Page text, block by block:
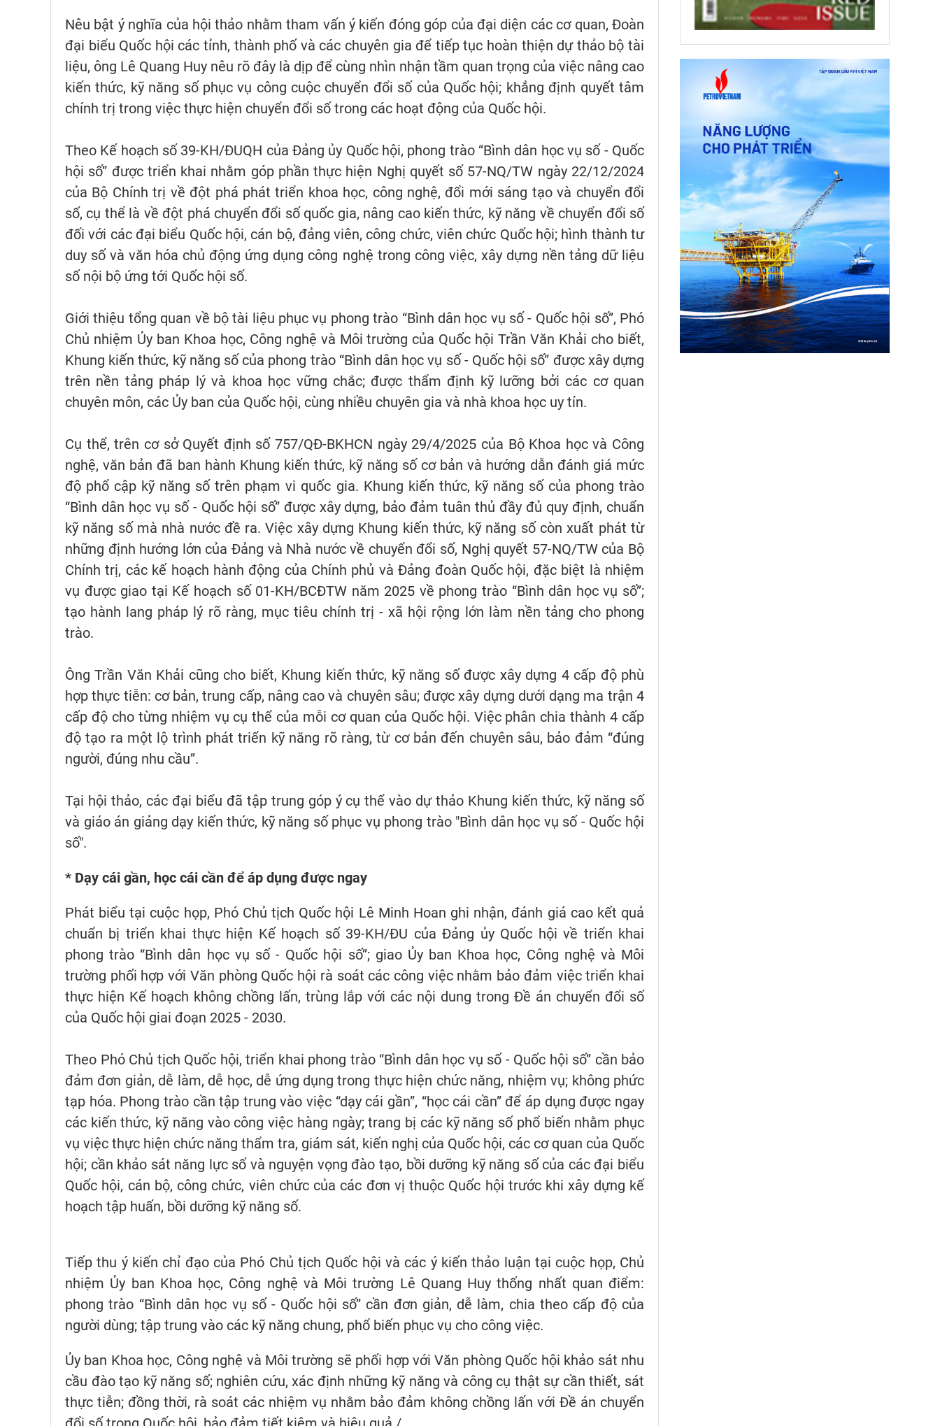
Nêu bật ý nghĩa của hội thảo nhằm tham vấn ý kiến đóng góp của đại diện các cơ quan, Đoàn
đại biểu Quốc hội các tỉnh, thành phố và các chuyên gia để tiếp tục hoàn thiện dự thảo bộ tài
liệu, ông Lê Quang Huy nêu rõ đây là dịp để cùng nhìn nhận tầm quan trọng của việc nâng cao
kiến thức, kỹ năng số phục vụ công cuộc chuyển đổi số của Quốc hội; khẳng định quyết tâm
chính trị trong việc thực hiện chuyển đổi số trong các hoạt động của Quốc hội.
Theo Kế hoạch số 39-KH/ĐUQH của Đảng ủy Quốc hội, phong trào “Bình dân học vụ số - Quốc
hội số” được triển khai nhằm góp phần thực hiện Nghị quyết số 57-NQ/TW ngày 22/12/2024
của Bộ Chính trị về đột phá phát triển khoa học, công nghệ, đổi mới sáng tạo và chuyển đổi
số, cụ thể là về đột phá chuyển đổi số quốc gia, nâng cao kiến thức, kỹ năng về chuyển đổi số
đối với các đại biểu Quốc hội, cán bộ, đảng viên, công chức, viên chức Quốc hội; hình thành tư
duy số và văn hóa chủ động ứng dụng công nghệ trong công việc, xây dựng nền tảng dữ liệu
số nội bộ ứng tới Quốc hội số.
Giới thiệu tổng quan về bộ tài liệu phục vụ phong trào “Bình dân học vụ số - Quốc hội số”, Phó
Chủ nhiệm Ủy ban Khoa học, Công nghệ và Môi trường của Quốc hội Trần Văn Khải cho biết,
Khung kiến thức, kỹ năng số của phong trào “Bình dân học vụ số - Quốc hội số” được xây dựng
trên nền tảng pháp lý và khoa học vững chắc; được thẩm định kỹ lưỡng bởi các cơ quan
chuyên môn, các Ủy ban của Quốc hội, cùng nhiều chuyên gia và nhà khoa học uy tín.
Cụ thể, trên cơ sở Quyết định số 757/QĐ-BKHCN ngày 29/4/2025 của Bộ Khoa học và Công
nghệ, văn bản đã ban hành Khung kiến thức, kỹ năng số cơ bản và hướng dẫn đánh giá mức
độ phổ cập kỹ năng số trên phạm vi quốc gia. Khung kiến thức, kỹ năng số của phong trào
“Bình dân học vụ số - Quốc hội số” được xây dựng, bảo đảm tuân thủ đầy đủ quy định, chuẩn
kỹ năng số mà nhà nước đề ra. Việc xây dựng Khung kiến thức, kỹ năng số còn xuất phát từ
những định hướng lớn của Đảng và Nhà nước về chuyển đổi số, Nghị quyết 57-NQ/TW của Bộ
Chính trị, các kế hoạch hành động của Chính phủ và Đảng đoàn Quốc hội, đặc biệt là nhiệm
vụ được giao tại Kế hoạch số 01-KH/BCĐTW năm 2025 về phong trào “Bình dân học vụ số”;
tạo hành lang pháp lý rõ ràng, mục tiêu chính trị - xã hội rộng lớn làm nền tảng cho phong
trào.
Ông Trần Văn Khải cũng cho biết, Khung kiến thức, kỹ năng số được xây dựng 4 cấp độ phù
hợp thực tiễn: cơ bản, trung cấp, nâng cao và chuyên sâu; được xây dựng dưới dạng ma trận 4
cấp độ cho từng nhiệm vụ cụ thể của mỗi cơ quan của Quốc hội. Việc phân chia thành 4 cấp
độ tạo ra một lộ trình phát triển kỹ năng rõ ràng, từ cơ bản đến chuyên sâu, bảo đảm “đúng
người, đúng nhu cầu”.
Tại hội thảo, các đại biểu đã tập trung góp ý cụ thể vào dự thảo Khung kiến thức, kỹ năng số
và giáo án giảng dạy kiến thức, kỹ năng số phục vụ phong trào "Bình dân học vụ số - Quốc hội
số".
* Dạy cái gần, học cái cần để áp dụng được ngay
Phát biểu tại cuộc họp, Phó Chủ tịch Quốc hội Lê Minh Hoan ghi nhận, đánh giá cao kết quả
chuẩn bị triển khai thực hiện Kế hoạch số 39-KH/ĐU của Đảng ủy Quốc hội về triển khai
phong trào “Bình dân học vụ số - Quốc hội số”; giao Ủy ban Khoa học, Công nghệ và Môi
trường phối hợp với Văn phòng Quốc hội rà soát các công việc nhằm bảo đảm việc triển khai
thực hiện Kế hoạch không chồng lấn, trùng lắp với các nội dung trong Đề án chuyển đổi số
của Quốc hội giai đoạn 2025 - 2030.
Theo Phó Chủ tịch Quốc hội, triển khai phong trào “Bình dân học vụ số - Quốc hội số” cần bảo
đảm đơn giản, dễ làm, dễ học, dễ ứng dụng trong thực hiện chức năng, nhiệm vụ; không phức
tạp hóa. Phong trào cần tập trung vào việc “dạy cái gần”, “học cái cần” để áp dụng được ngay
các kiến thức, kỹ năng vào công việc hàng ngày; trang bị các kỹ năng số phổ biến nhằm phục
vụ việc thực hiện chức năng thẩm tra, giám sát, kiến nghị của Quốc hội, các cơ quan của Quốc
hội; cần khảo sát năng lực số và nguyện vọng đào tạo, bồi dưỡng kỹ năng số của các đại biểu
Quốc hội, cán bộ, công chức, viên chức của các đơn vị thuộc Quốc hội trước khi xây dựng kế
hoạch tập huấn, bồi dưỡng kỹ năng số.
Tiếp thu ý kiến chỉ đạo của Phó Chủ tịch Quốc hội và các ý kiến thảo luận tại cuộc họp, Chủ
nhiệm Ủy ban Khoa học, Công nghệ và Môi trường Lê Quang Huy thống nhất quan điểm:
phong trào “Bình dân học vụ số - Quốc hội số” cần đơn giản, dễ làm, chia theo cấp độ của
người dùng; tập trung vào các kỹ năng chung, phổ biến phục vụ cho công việc.
Ủy ban Khoa học, Công nghệ và Môi trường sẽ phối hợp với Văn phòng Quốc hội khảo sát nhu
cầu đào tạo kỹ năng số; nghiên cứu, xác định những kỹ năng và công cụ thật sự cần thiết, sát
thực tiễn; đồng thời, rà soát các nhiệm vụ nhằm bảo đảm không chồng lấn với Đề án chuyển